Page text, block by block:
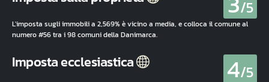
/5
L'imposta sugli immobili a 2,569% è vicino a media, e colloca il comune al
numero #56 tra i 98 comuni della Danimarca.
Imposta ecclesiastica 4/5